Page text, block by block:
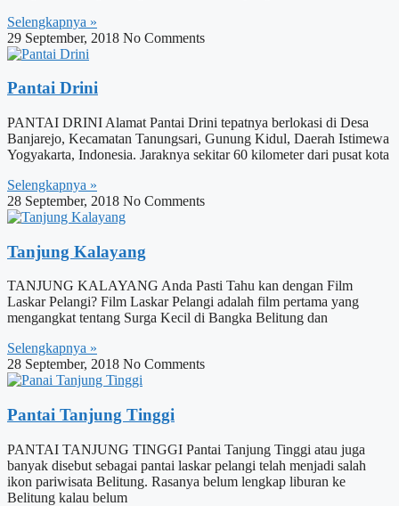
Selengkapnya »
29 September, 2018 No Comments
Pantai Drini
PANTAI DRINI Alamat Pantai Drini tepatnya berlokasi di Desa
Banjarejo, Kecamatan Tanungsari, Gunung Kidul, Daerah Istimewa
Yogyakarta, Indonesia. Jaraknya sekitar 60 kilometer dari pusat kota
Selengkapnya »
28 September, 2018 No Comments
Tanjung Kalayang
TANJUNG KALAYANG Anda Pasti Tahu kan dengan Film
Laskar Pelangi? Film Laskar Pelangi adalah film pertama yang
mengangkat tentang Surga Kecil di Bangka Belitung dan
Selengkapnya »
28 September, 2018 No Comments
Pantai Tanjung Tinggi
PANTAI TANJUNG TINGGI Pantai Tanjung Tinggi atau juga
banyak disebut sebagai pantai laskar pelangi telah menjadi salah
ikon pariwisata Belitung. Rasanya belum lengkap liburan ke
Belitung kalau belum